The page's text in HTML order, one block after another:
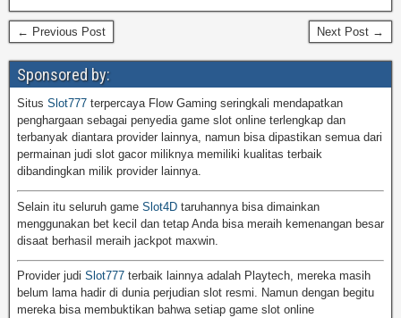
← Previous Post Next Post →
Sponsored by:
Situs Slot777 terpercaya Flow Gaming seringkali mendapatkan
penghargaan sebagai penyedia game slot online terlengkap dan
terbanyak diantara provider lainnya, namun bisa dipastikan semua dari
permainan judi slot gacor miliknya memiliki kualitas terbaik
dibandingkan milik provider lainnya.
Selain itu seluruh game Slot4D taruhannya bisa dimainkan
menggunakan bet kecil dan tetap Anda bisa meraih kemenangan besar
disaat berhasil meraih jackpot maxwin.
Provider judi Slot777 terbaik lainnya adalah Playtech, mereka masih
belum lama hadir di dunia perjudian slot resmi. Namun dengan begitu
mereka bisa membuktikan bahwa setiap game slot online